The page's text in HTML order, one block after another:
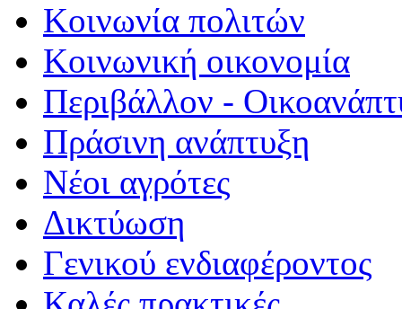
Κοινωνία πολιτών
Κοινωνική οικονομία
Περιβάλλον -
Πράσινη ανάπτυξη
Νέοι αγρότες
Δικτύωση
Γενικού ενδιαφέροντος